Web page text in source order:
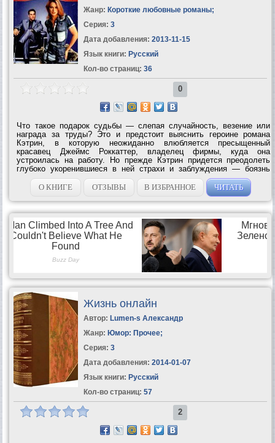
Жанр: Короткие любовные романы;
Серия: 3
Дата добавления: 2013-11-15
Язык книги: Русский
Кол-во страниц: 36
0
Что такое подарок судьбы — слепая случайность, везение или
награда за труды? Это и предстоит выяснить героине романа
Кэтрин, в которую неожиданно влюбляется пресыщенный
красавец Джеймс Роккаттер, владелец фирмы, куда она
устроилась на работу. Но прежде Кэтрин придется преодолеть
глубоко укоренившиеся в ней страхи и заблуждения — боязнь
предательства, ужас перед одиночеством, неуверенность в
ответном чувстве избранника. Однако...
О КНИГЕ ОТЗЫВЫ В ИЗБРАННОЕ ЧИТАТЬ
Жизнь онлайн
Автор: Lumen-s Александр
Жанр: Юмор: Прочее;
Серия: 3
Дата добавления: 2014-01-07
Язык книги: Русский
Кол-во страниц: 57
2